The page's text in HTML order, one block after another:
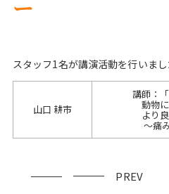
ー
スタッフ1名が講演活動を行いまし
山口 耕市
講師：
動物
より
～痛
PREV